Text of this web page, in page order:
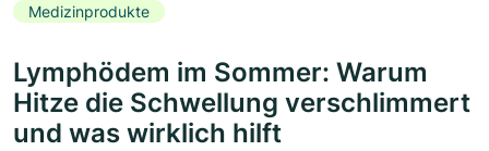
Medizinprodukte
Lymphödem im Sommer: Warum
Hitze die Schwellung verschlimmert
und was wirklich hilft